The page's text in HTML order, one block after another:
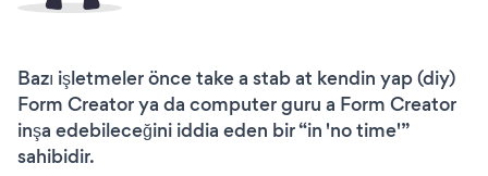
Bazı işletmeler önce take a stab at kendin yap (diy)
Form Creator ya da computer guru a Form Creator
inşa edebileceğini iddia eden bir “in 'no time'”
sahibidir.